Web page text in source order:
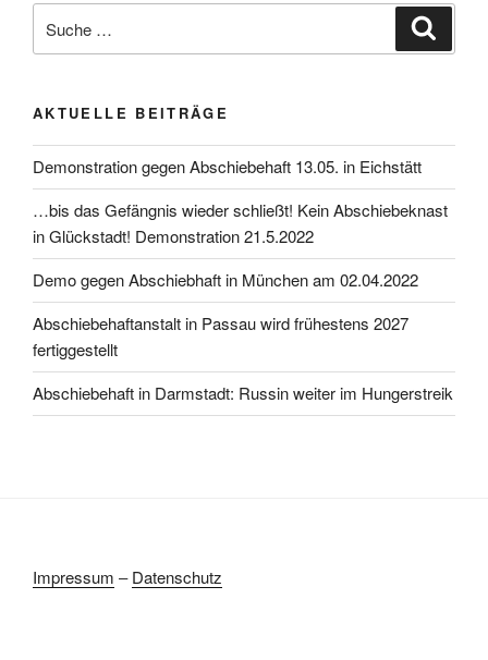
AKTUELLE BEITRÄGE
Demonstration gegen Abschiebehaft 13.05. in Eichstätt
…bis das Gefängnis wieder schließt! Kein Abschiebeknast
in Glückstadt! Demonstration 21.5.2022
Demo gegen Abschiebhaft in München am 02.04.2022
Abschiebehaftanstalt in Passau wird frühestens 2027
fertiggestellt
Abschiebehaft in Darmstadt: Russin weiter im Hungerstreik
Impressum –Datenschutz